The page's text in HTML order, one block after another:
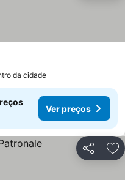
da cidade
Ver preços
Partilhar